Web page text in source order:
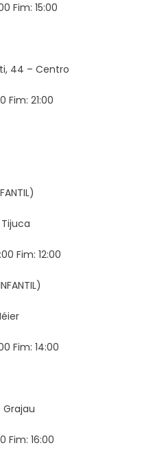
Fim: 15:00
44 – Centro
Fim: 21:00
Fim: 12:00
Fim: 14:00
Grajau
Fim: 16:00